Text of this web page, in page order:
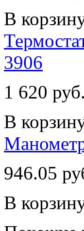
В
3906
1 620 руб.
В
946.05
В